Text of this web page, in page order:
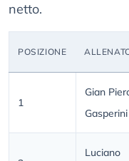
netto.
POSIZIONE
1
Gian
Gasperini
Luciano